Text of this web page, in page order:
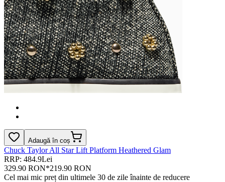
Adaugă în coș
Chuck Taylor All Star Lift Platform Heathered Glam
RRP: 484.9Lei
329.90 RON*219.90 RON
Cel mai mic preț din ultimele 30 de zile înainte de reducere